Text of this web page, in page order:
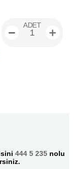
ADET
444 5 235 nolu